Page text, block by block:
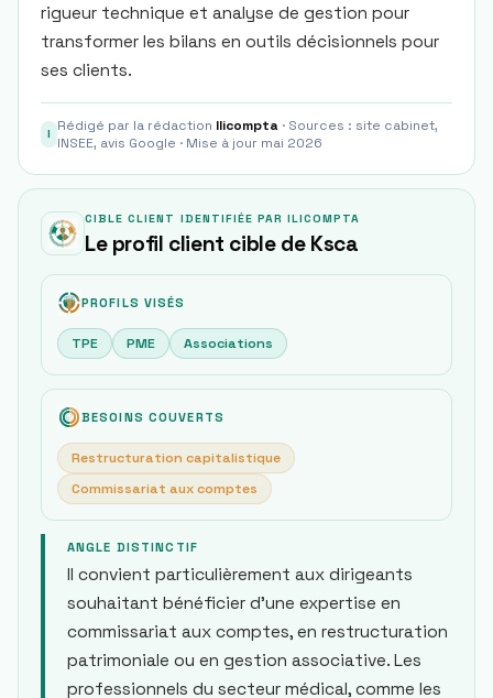
rigueur technique et analyse de gestion pour
transformer les bilans en outils décisionnels pour
ses clients.
I Rédigé par la rédaction Ilicompta · Sources : site cabinet,
INSEE, avis Google · Mise à jour mai 2026
CIBLE CLIENT IDENTIFIÉE PAR ILICOMPTA
Le profil client cible de Ksca
PROFILS VISÉS
TPE PME Associations
BESOINS COUVERTS
Restructuration capitalistique
Commissariat aux comptes
ANGLE DISTINCTIF
Il convient particulièrement aux dirigeants
souhaitant bénéficier d’une expertise en
commissariat aux comptes, en restructuration
patrimoniale ou en gestion associative. Les
professionnels du secteur médical, comme les